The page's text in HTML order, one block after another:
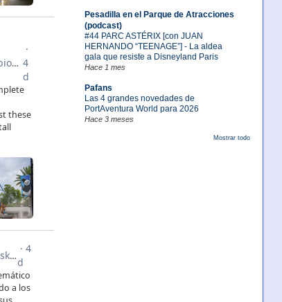
Pesadilla en el Parque de Atracciones
(podcast)
#44 PARC ASTÉRIX [con JUAN
HERNANDO “TEENAGE”] - La aldea
gala que resiste a Disneyland Paris
Hace 1 mes
Pafans
Las 4 grandes novedades de
PortAventura World para 2026
Hace 3 meses
Mostrar todo